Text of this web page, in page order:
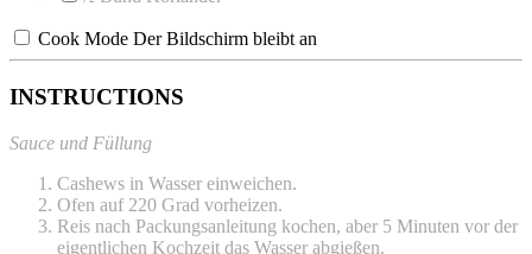
Cook Mode Der Bildschirm bleibt an
INSTRUCTIONS
Sauce und Füllung
Cashews in Wasser einweichen.
Ofen auf 220 Grad vorheizen.
Reis nach Packungsanleitung kochen, aber 5 Minuten vor der
eigentlichen Kochzeit das Wasser abgießen.